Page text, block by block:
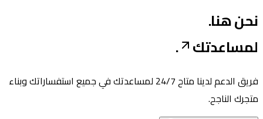
نحن هنا.
لمساعدتك .
فريق الدعم لدينا متاح 24/7 لمساعدتك في جميع استفساراتك وبناء
متجرك الناجح.